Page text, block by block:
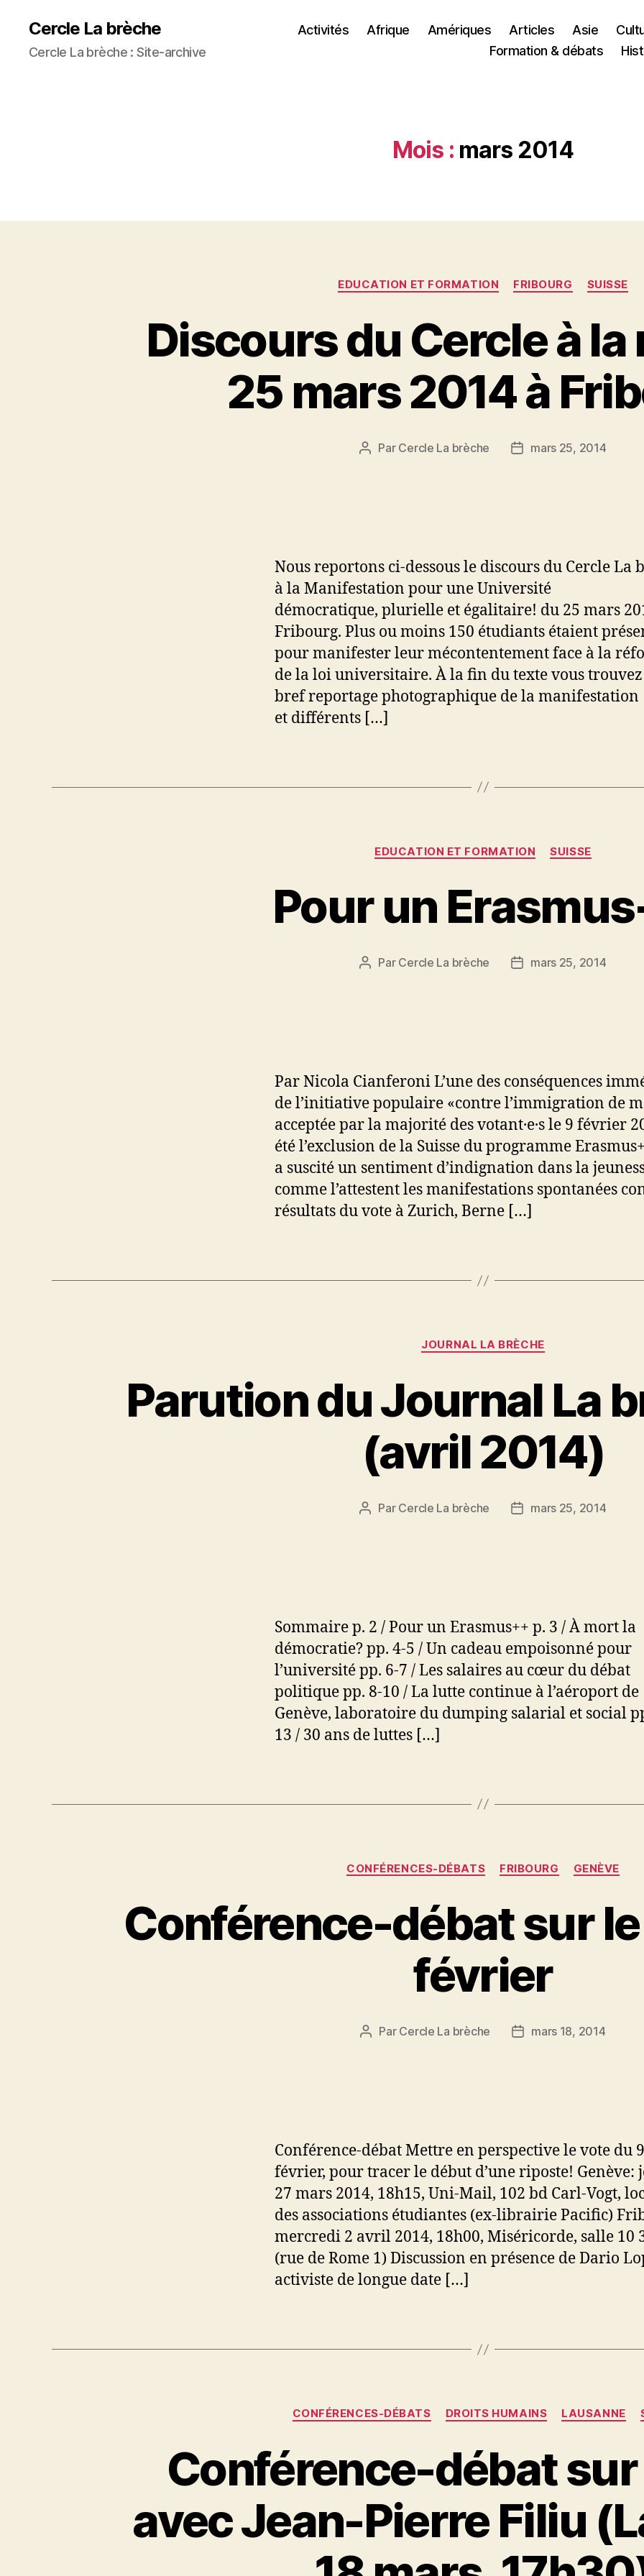
Cercle La brèche
Cercle La brèche : Site-archive
Activités Afrique Amériques Articles Asie
Formation & débats
Mois : mars 2014
Catégories
EDUCATION ET FORMATION FRIBOURG SUISSE
Discours du Cercle à la
25 mars 2014 à
Auteur
Par Cercle La brèche
Datemars 25, 2014
Nous reportons ci-dessous le discours du Cercle La
à la Manifestation pour une Université
démocratique, plurielle et égalitaire! du 25 mars
Fribourg. Plus ou moins 150 étudiants étaient
pour manifester leur mécontentement face à la
de la loi universitaire. À la fin du texte vous
bref reportage photographique de la manifestation
et différents […]
Catégories
EDUCATION ET FORMATION SUISSE
Pour un
Auteur
Par Cercle La brèche
Datemars 25, 2014
Par Nicola Cianferoni L’une des conséquences
de l’initiative populaire «contre l’immigration de
acceptée par la majorité des votant·e·s le 9 février
été l’exclusion de la Suisse du programme
a suscité un sentiment d’indignation dans la
comme l’attestent les manifestations spontanées
résultats du vote à Zurich, Berne […]
Catégories
JOURNAL LA BRÈCHE
Parution du Journal La
(avril 2014)
Auteur
Par Cercle La brèche
Datemars 25, 2014
Sommaire p. 2 / Pour un Erasmus++ p. 3 / À mort la
démocratie? pp. 4-5 / Un cadeau empoisonné pour
l’université pp. 6-7 / Les salaires au cœur du débat
politique pp. 8-10 / La lutte continue à l’aéroport de
Genève, laboratoire du dumping salarial et social
13 / 30 ans de luttes […]
Catégories
CONFÉRENCES-DÉBATS FRIBOURG GENÈVE
Conférence-débat sur
février
Auteur
Par Cercle La brèche
Datemars 18, 2014
Conférence-débat Mettre en perspective le vote du 9
février, pour tracer le début d’une riposte! Genève:
27 mars 2014, 18h15, Uni-Mail, 102 bd Carl-Vogt,
des associations étudiantes (ex-librairie Pacific)
mercredi 2 avril 2014, 18h00, Miséricorde, salle 10
(rue de Rome 1) Discussion en présence de Dario
activiste de longue date […]
Catégories
CONFÉRENCES-DÉBATS DROITS HUMAINS LAUSANNE
Conférence-débat sur
avec Jean-Pierre Filiu